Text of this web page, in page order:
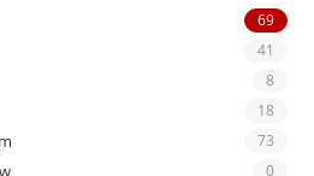
69
41
8
18
73
0